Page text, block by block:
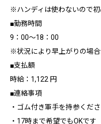
※ハンディは使わないので
■勤務時間
9：00～18：00
※状況により早上がりの場
■支払額
時給：1,122 円
■連絡事項
・ゴム付き軍手を持参くだ
・17時まで希望でもOKです